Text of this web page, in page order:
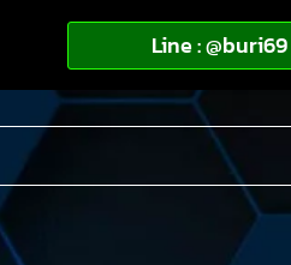
Line : @buri69